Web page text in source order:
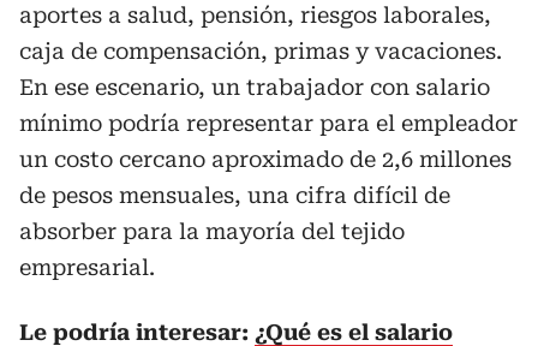
aportes a salud, pensión, riesgos laborales,
caja de compensación, primas y vacaciones.
En ese escenario, un trabajador con salario
mínimo podría representar para el empleador
un costo cercano aproximado de 2,6 millones
de pesos mensuales, una cifra difícil de
absorber para la mayoría del tejido
empresarial.
Le podría interesar: ¿Qué es el salario